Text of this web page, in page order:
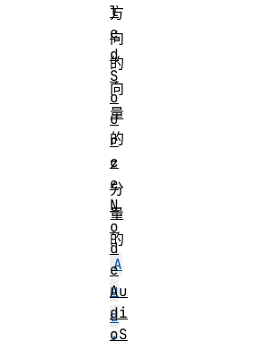
方
向
的
向
量
的
z
分
量
的
A
u
d
l
e
d
S
o
u
r
c
e
N
o
d
e
Au
di
oS